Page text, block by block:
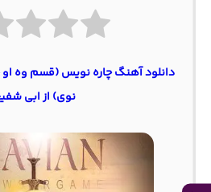
دانلود آهنگ چاره نویس (ﻗﺴﻢ وه او
ﻧﻮی) از ابی